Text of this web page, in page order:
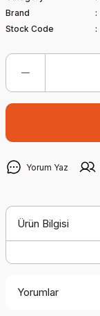
Brand
Stock Code
Yorum Yaz
Ürün Bilgisi
Yorumlar